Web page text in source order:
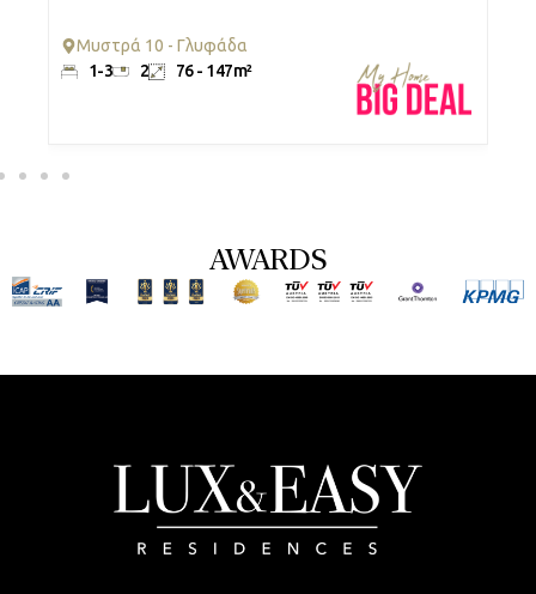
Μυστρά 10 - Γλυφάδα
1-3
2 76 - 147m²
AWARDS